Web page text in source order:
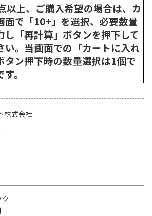
以上、ご購入希望の場合は、カ
面で「10+」を選択、必要数量
し「再計算」ボタンを押下して
い。当画面での「カートに入れ
タン押下時の数量選択は1個で
。
株式会社